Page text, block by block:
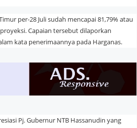
per-28 Juli sudah mencapai 81,79% atau
Capaian tersebut dilaporkan
kata penerimaannya pada Harganas.
Pj. Gubernur NTB Hassanudin yang